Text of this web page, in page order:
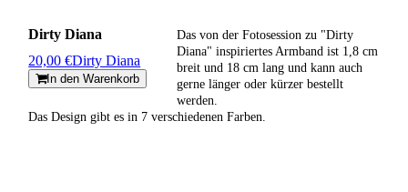
Dirty Diana
20,00 €Dirty Diana
In den Warenkorb
Das von der Fotosession zu "Dirty
Diana" inspiriertes Armband ist 1,8 cm
breit und 18 cm lang und kann auch
gerne länger oder kürzer bestellt
werden.
Das Design gibt es in 7 verschiedenen Farben.